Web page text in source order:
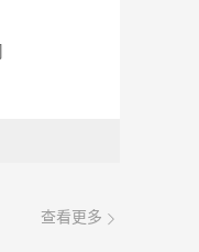
查看更多